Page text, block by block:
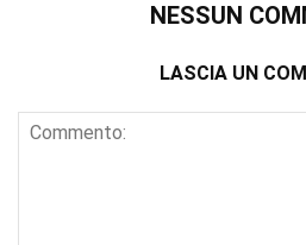
NESSUN
LASCIA UN